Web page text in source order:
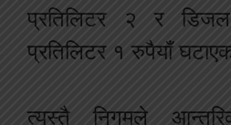
प्रतिलिटर २ र
प्रतिलिटर १ रुपैयाँ
त्यस्तै निगमले